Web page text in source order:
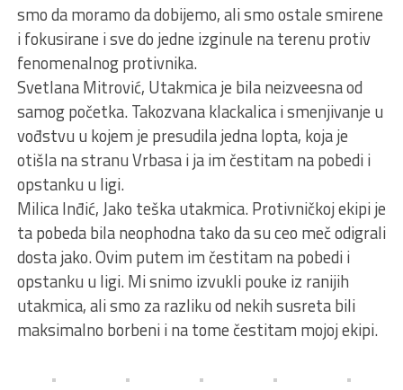
smo da moramo da dobijemo, ali smo ostale smirene
i fokusirane i sve do jedne izginule na terenu protiv
fenomenalnog protivnika.
Svetlana Mitrović, Utakmica je bila neizveesna od
samog početka. Takozvana klackalica i smenjivanje u
vođstvu u kojem je presudila jedna lopta, koja je
otišla na stranu Vrbasa i ja im čestitam na pobedi i
opstanku u ligi.
Milica Inđić, Jako teška utakmica. Protivničkoj ekipi je
ta pobeda bila neophodna tako da su ceo meč odigrali
dosta jako. Ovim putem im čestitam na pobedi i
opstanku u ligi. Mi snimo izvukli pouke iz ranijih
utakmica, ali smo za razliku od nekih susreta bili
maksimalno borbeni i na tome čestitam mojoj ekipi.